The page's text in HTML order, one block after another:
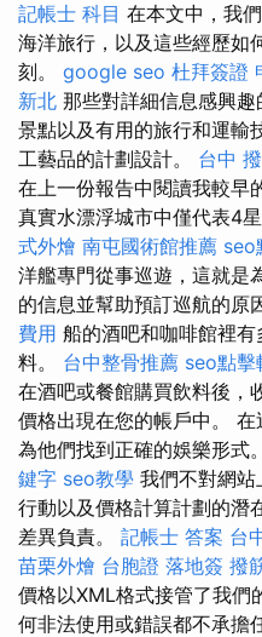
記帳士 科目 在本文中，我
海洋旅行，以及這些經歷如
刻。 google seo 杜拜簽證
新北 那些對詳細信息感興
景點以及有用的旅行和運輸
工藝品的計劃設計。 台中
在上一份報告中閱讀我較早
真實水漂浮城市中僅代表4星
式外燴 南屯國術館推薦 seo
洋艦專門從事巡遊，這就是
的信息並幫助預訂巡航的原
費用 船的酒吧和咖啡館裡
料。 台中整骨推薦 seo點擊
在酒吧或餐館購買飲料後，
價格出現在您的帳戶中。
為他們找到正確的娛樂形式。
鍵字 seo教學 我們不對網
行動以及價格計算計劃的潛
差異負責。 記帳士 答案 台
苗栗外燴 台胞證 落地簽 撥
價格以XML格式接管了我們
何非法使用或錯誤都不承擔